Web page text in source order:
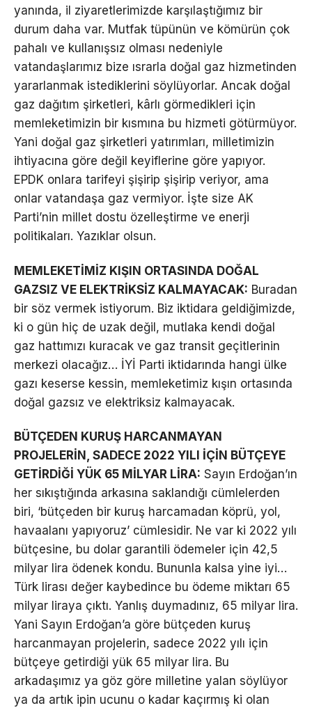
yanında, il ziyaretlerimizde karşılaştığımız bir
durum daha var. Mutfak tüpünün ve kömürün çok
pahalı ve kullanışsız olması nedeniyle
vatandaşlarımız bize ısrarla doğal gaz hizmetinden
yararlanmak istediklerini söylüyorlar. Ancak doğal
gaz dağıtım şirketleri, kârlı görmedikleri için
memleketimizin bir kısmına bu hizmeti götürmüyor.
Yani doğal gaz şirketleri yatırımları, milletimizin
ihtiyacına göre değil keyiflerine göre yapıyor.
EPDK onlara tarifeyi şişirip şişirip veriyor, ama
onlar vatandaşa gaz vermiyor. İşte size AK
Parti’nin millet dostu özelleştirme ve enerji
politikaları. Yazıklar olsun.
MEMLEKETİMİZ KIŞIN ORTASINDA DOĞAL
GAZSIZ VE ELEKTRİKSİZ KALMAYACAK: Buradan
bir söz vermek istiyorum. Biz iktidara geldiğimizde,
ki o gün hiç de uzak değil, mutlaka kendi doğal
gaz hattımızı kuracak ve gaz transit geçitlerinin
merkezi olacağız… İYİ Parti iktidarında hangi ülke
gazı keserse kessin, memleketimiz kışın ortasında
doğal gazsız ve elektriksiz kalmayacak.
BÜTÇEDEN KURUŞ HARCANMAYAN
PROJELERİN, SADECE 2022 YILI İÇİN BÜTÇEYE
GETİRDİĞİ YÜK 65 MİLYAR LİRA: Sayın Erdoğan’ın
her sıkıştığında arkasına saklandığı cümlelerden
biri, ‘bütçeden bir kuruş harcamadan köprü, yol,
havaalanı yapıyoruz’ cümlesidir. Ne var ki 2022 yılı
bütçesine, bu dolar garantili ödemeler için 42,5
milyar lira ödenek kondu. Bununla kalsa yine iyi…
Türk lirası değer kaybedince bu ödeme miktarı 65
milyar liraya çıktı. Yanlış duymadınız, 65 milyar lira.
Yani Sayın Erdoğan’a göre bütçeden kuruş
harcanmayan projelerin, sadece 2022 yılı için
bütçeye getirdiği yük 65 milyar lira. Bu
arkadaşımız ya göz göre milletine yalan söylüyor
ya da artık ipin ucunu o kadar kaçırmış ki olan